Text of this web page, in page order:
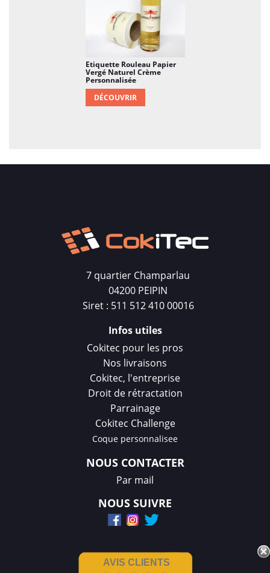
Etiquette Rouleau Papier
Vergé Naturel Crème
Personnalisée
DÉCOUVRIR
7 quartier Champarlau
04200 PEIPIN
Siret : 511 512 410 00016
Infos utiles
Cokitec pour les pros
Nos livraisons
Cokitec, l'entreprise
Droit de rétractation
Parrainage
Cokitec Challenge
Coque personnalisee
NOUS CONTACTER
Par mail
NOUS SUIVRE
AVIS CLIENTS